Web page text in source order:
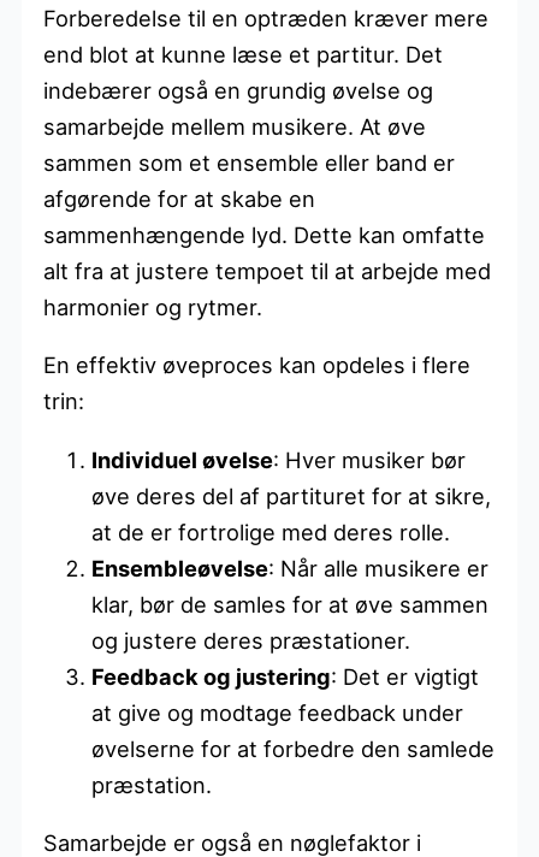
Forberedelse til en optræden kræver mere
end blot at kunne læse et partitur. Det
indebærer også en grundig øvelse og
samarbejde mellem musikere. At øve
sammen som et ensemble eller band er
afgørende for at skabe en
sammenhængende lyd. Dette kan omfatte
alt fra at justere tempoet til at arbejde med
harmonier og rytmer.
En effektiv øveproces kan opdeles i flere
trin:
Individuel øvelse: Hver musiker bør
øve deres del af partituret for at sikre,
at de er fortrolige med deres rolle.
Ensembleøvelse: Når alle musikere er
klar, bør de samles for at øve sammen
og justere deres præstationer.
Feedback og justering: Det er vigtigt
at give og modtage feedback under
øvelserne for at forbedre den samlede
præstation.
Samarbejde er også en nøglefaktor i